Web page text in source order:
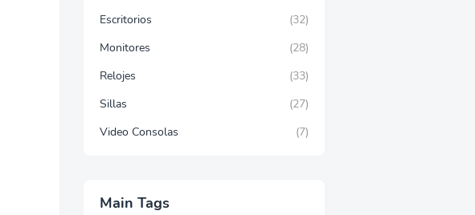
Escritorios
(32)
Monitores
(28)
Relojes
(33)
Sillas
(27)
Video Consolas
(7)
Main Tags